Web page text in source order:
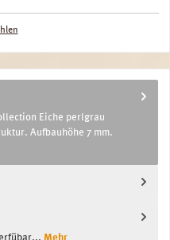
Eiche perlgrau
Aufbauhöhe 7 mm.